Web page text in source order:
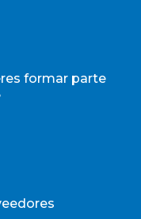
formar parte